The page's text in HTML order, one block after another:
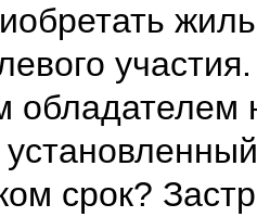
обладателем
срок?